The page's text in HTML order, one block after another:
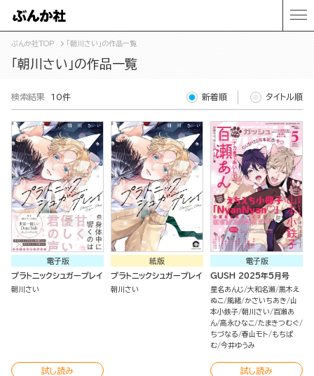
ぶんか社TOP 「朝川さい」の作品一覧
「朝川さい」の作品一覧
検索結果 10件 新着順 タイトル順
電子版
プラトニックシュガープレイ
朝川さい
試し読み
紙版
プラトニックシュガープレイ
朝川さい
電子版
GUSH 2025年5月号
星名あんじ 大和名瀬 黒木え
ぬこ
風緒 かさいちあき
山
本小鉄子 朝川さい 百瀬あ
ん 高永ひなこ たまきつむぐ
ちづなる 春山モト
もちぱ
む 今井ゆうみ
試し読み